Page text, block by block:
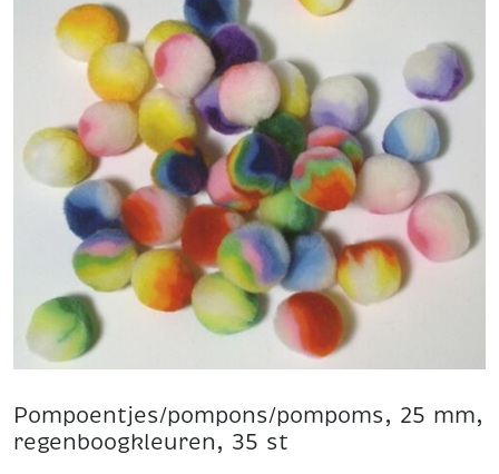
Pompoentjes/pompons/pompoms, 25 mm,
regenboogkleuren, 35 st